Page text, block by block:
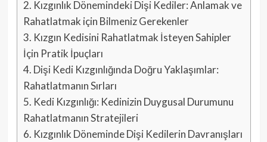
2. Kızgınlık Dönemindeki Dişi Kediler: Anlamak ve
Rahatlatmak için Bilmeniz Gerekenler
3. Kızgın Kedisini Rahatlatmak İsteyen Sahipler
İçin Pratik İpuçları
4. Dişi Kedi Kızgınlığında Doğru Yaklaşımlar:
Rahatlatmanın Sırları
5. Kedi Kızgınlığı: Kedinizin Duygusal Durumunu
Rahatlatmanın Stratejileri
6. Kızgınlık Döneminde Dişi Kedilerin Davranışları